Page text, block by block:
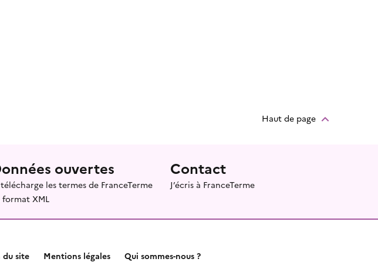
Haut de page
ouvertes
télécharge les termes de FranceTerme
format XML
Contact
J’écris à FranceTerme
du site Mentions légales Qui sommes-nous ?